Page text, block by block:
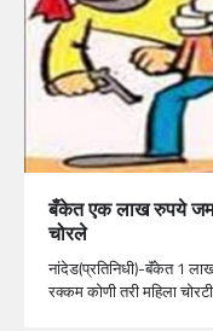
बँकेत एक लाख रुपये
चोरले
नांदेड(प्रतिनिधी)-बॅंकेत 1
रक्कम कोणी तरी महिला